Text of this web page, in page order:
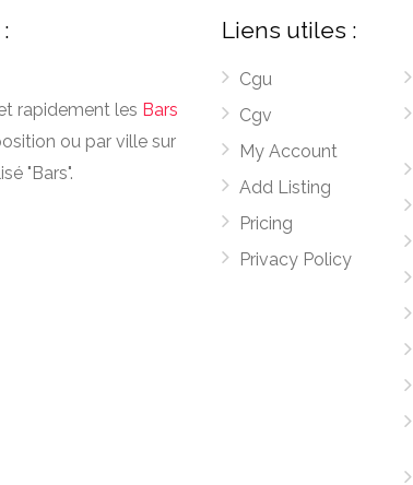
rapidement les Bars
ou par ville sur
"Bars".
Liens utiles :
Cgu
Cgv
My Account
Add Listing
Pricing
Privacy Policy